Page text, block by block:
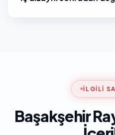
İLGILI
Başakşehir